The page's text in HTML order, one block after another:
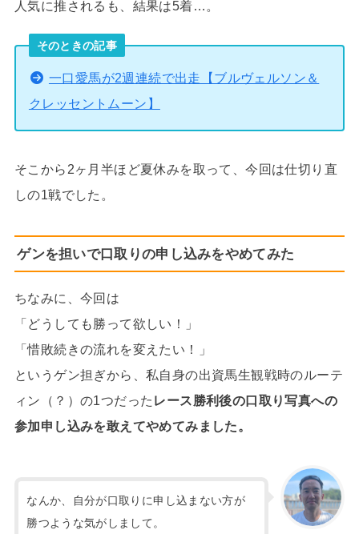
人気に推されるも、結果は5着…。
そのときの記事
一口愛馬が2週連続で出走【ブルヴェルソン＆
クレッセントムーン】
そこから2ヶ月半ほど夏休みを取って、今回は仕切り直
しの1戦でした。
ゲンを担いで口取りの申し込みをやめてみた
ちなみに、今回は
「どうしても勝って欲しい！」
「惜敗続きの流れを変えたい！」
というゲン担ぎから、私自身の出資馬生観戦時のルーテ
ィン（？）の1つだった レース勝利後の口取り写真への
参加申し込みを敢えてやめてみました。
なんか、自分が口取りに申し込まない方が
勝つような気がしまして。